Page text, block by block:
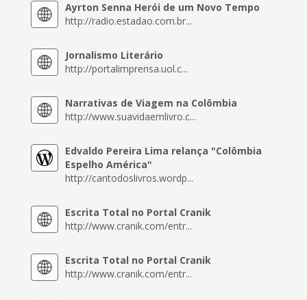
Ayrton Senna Herói de um Novo Tempo
http://radio.estadao.com.br...
Jornalismo Literário
http://portalimprensa.uol.c...
Narrativas de Viagem na Colômbia
http://www.suavidaemlivro.c...
Edvaldo Pereira Lima relança "Colômbia
Espelho América"
http://cantodoslivros.wordp...
Escrita Total no Portal Cranik
http://www.cranik.com/entr...
Escrita Total no Portal Cranik
http://www.cranik.com/entr...